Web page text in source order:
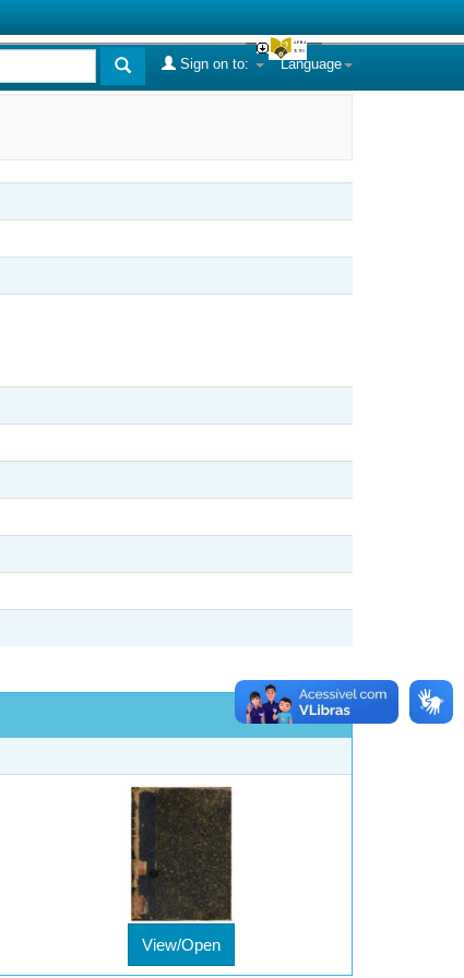
Language
Sign on to:
View/Open